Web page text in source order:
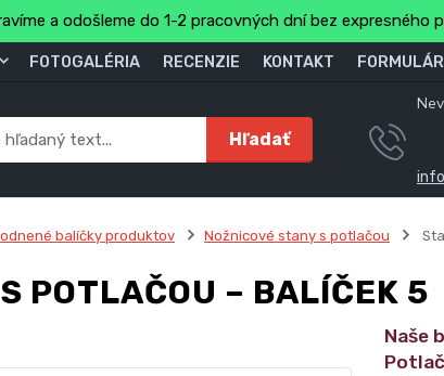
a odošleme do 1-2 pracovných dní bez expresného
FOTOGALÉRIA RECENZIE KONTAKT
Hľadať
balíčky produktov Nožnicové stany s potlačou
POTLAČOU – BALÍČEK 5
Naše